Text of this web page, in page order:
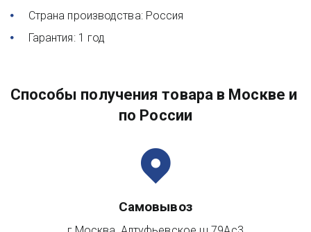
Страна производства: Россия
Гарантия: 1 год
Способы получения товара в Москве и
по России
Самовывоз